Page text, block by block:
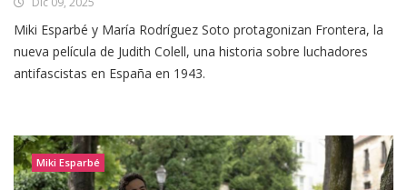
Miki Esparbé y María Rodríguez Soto protagonizan Frontera, la
nueva película de Judith Colell, una historia sobre luchadores
antifascistas en España en 1943.
Miki Esparbé